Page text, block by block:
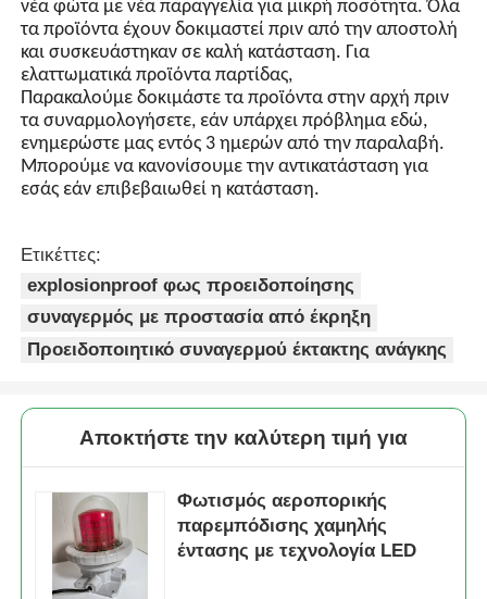
5.Εγγύηση
Α: Πρώτον, τα προϊόντα μας παράγονται σε αυστηρό
σύστημα ποιοτικού ελέγχου και το ελαττωματικό
ποσοστό θα είναι μικρότερο από 0,2%. Δεύτερο,
κατά τη διάρκεια της περιόδου εγγύησης, θα στείλουμε
νέα φώτα με νέα παραγγελία για μικρή ποσότητα. Όλα
τα προϊόντα έχουν δοκιμαστεί πριν από την αποστολή
και συσκευάστηκαν σε καλή κατάσταση. Για
τα συναρμολογήσετε, εάν υπάρχει πρόβλημα εδώ,
ενημερώστε μας εντός 3 ημερών από την παραλαβή.
Μπορούμε να κανονίσουμε την αντικατάσταση για
εσάς εάν επιβεβαιωθεί η κατάσταση.
explosionproof φως προειδοποίησης
Προειδοποιητικό συναγερμού έκτακτης ανάγκης
Αποκτήστε την καλύτερη τιμή για